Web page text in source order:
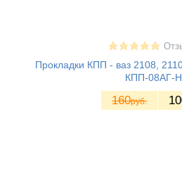
Прокладки КПП - ваз 2108,
КПП-08АГ-
160руб.